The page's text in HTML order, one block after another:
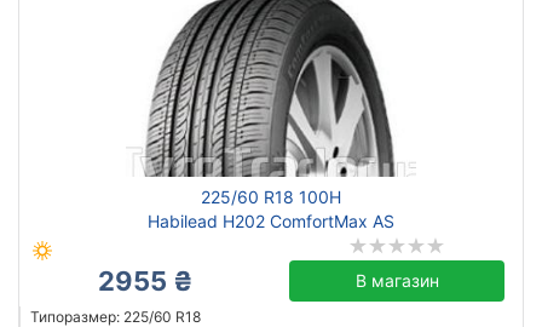
225/60 R18 100H
Habilead H202 ComfortMax AS
2955 ₴ В магазин
Типоразмер: 225/60 R18